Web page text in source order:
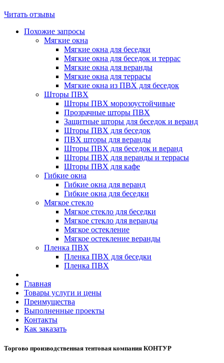
Читать отзывы
Похожие запросы
Мягкие окна
Мягкие окна для беседки
Мягкие окна для беседок и террас
Мягкие окна для веранды
Мягкие окна для террасы
Мягкие окна из ПВХ для беседок
Шторы ПВХ
Шторы ПВХ морозоустойчивые
Прозрачные шторы ПВХ
Защитные шторы для беседок и веранд
Шторы ПВХ для беседок
ПВХ шторы для веранды
Шторы ПВХ для беседок и веранд
Шторы ПВХ для веранды и террасы
Шторы ПВХ для кафе
Гибкие окна
Гибкие окна для веранд
Гибкие окна для беседки
Мягкое стекло
Мягкое стекло для беседки
Мягкое стекло для веранды
Мягкое остекление
Мягкое остекление веранды
Пленка ПВХ
Пленка ПВХ для беседки
Пленка ПВХ
Главная
Товары услуги и цены
Преимущества
Выполненные проекты
Контакты
Как заказать
Торгово производственная тентовая компания КОНТУР